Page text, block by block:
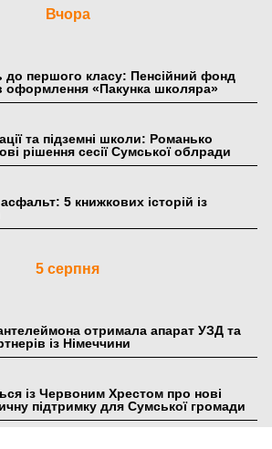
Вчора
до першого класу: Пенсійний фонд
«Пакунка школяра»
та підземні школи: Романько
рішення сесії Сумської облради
5 книжкових історій із
5 серпня
отримала апарат УЗД та
із Німеччини
із Червоним Хрестом про нові
підтримку для Сумської громади